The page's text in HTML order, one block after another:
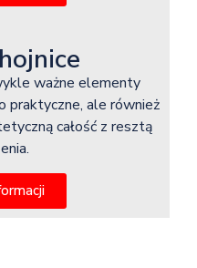
ważne elementy
praktyczne, ale również
całość z resztą